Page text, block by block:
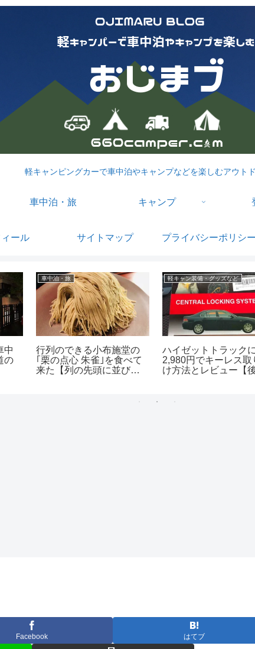
軽キャンピングカーで車中泊やキャンプなどを楽しむアウト
車中泊・旅 キャンプ
ール サイトマップ プライバシーポリシー
中
の
車中泊・旅
行列のできる小布施堂の
｢栗の点心 朱雀｣を食べて
来た【列の先頭に並び朱
軽キャン装備・グッズなど
ハイゼットトラックに
2,980円でキーレス取
け方法とレビュー【
Facebook はてブ